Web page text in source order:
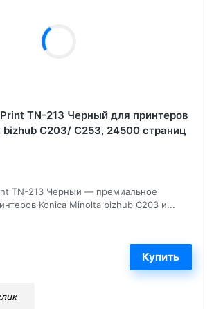
TN-213 Черный для принтеров
bizhub C203/ C253, 24500 страниц
TN-213 Черный — премиальное
Konica Minolta bizhub C203 и...